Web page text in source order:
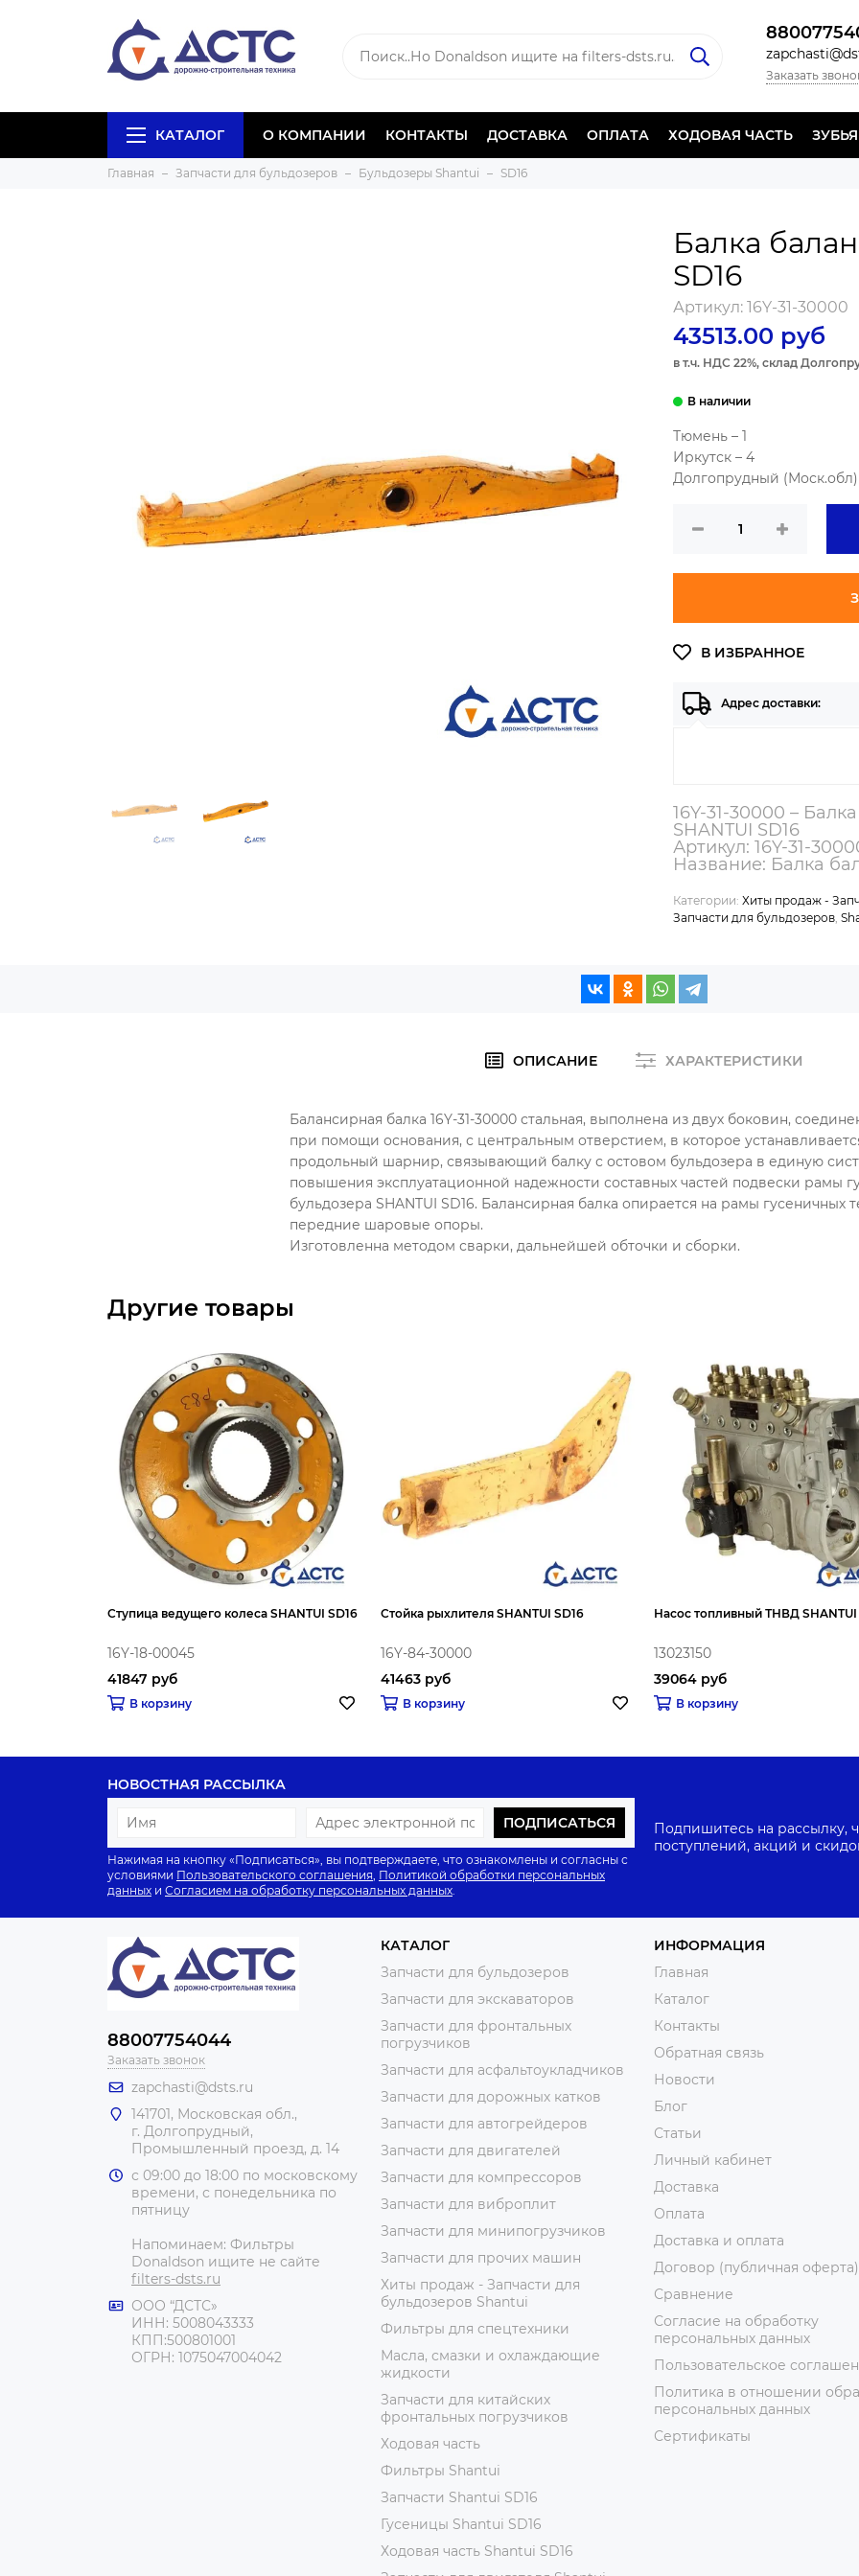
Заказать
КАТАЛОГ О КОМПАНИИ КОНТАКТЫ ДОСТАВКА ОПЛАТА ХОДОВАЯ ЧАСТЬ
Главная Запчасти для бульдозеров Бульдозеры Shantui SD16
Балка
SD16
Артикул: 16Y-31-30000
43513.00 руб
в т.ч. НДС 22%, склад
Тюмень – 1
Иркутск – 4
Долгопрудный (Моск.обл)
Адрес доставки:
16Y-31-30000 –
SHANTUI SD16
Артикул: 16Y-31-
Название: Балка
Категории: Хиты продаж -
Запчасти для бульдозеров
ОПИСАНИЕ ХАРАКТЕРИСТИКИ
Балансирная балка 16Y-31-30000 стальная, выполнена из двух боковин,
при помощи основания, с центральным отверстием, в которое
продольный шарнир, связывающий балку с остовом бульдозера в единую
повышения эксплуатационной надежности составных частей подвески рамы
бульдозера SHANTUI SD16. Балансирная балка опирается на рамы гусеничных
передние шаровые опоры.
Изготовленна методом сварки, дальнейшей обточки и сборки.
Другие товары
Ступица ведущего колеса SHANTUI SD16
16Y-18-00045
41847 руб
В корзину
Стойка рыхлителя SHANTUI SD16
16Y-84-30000
41463 руб
В корзину
Насос топливный ТНВД SHANTUI
13023150
39064 руб
В корзину
НОВОСТНАЯ РАССЫЛКА
ПОДПИСАТЬСЯ
Нажимая на кнопку «Подписаться», вы подтверждаете, что ознакомлены и согласны с
условиями Пользовательского соглашения Политикой обработки персональных
данных и Согласием на обработку персональных данных
Подпишитесь на рассылку,
поступлений, акций и
88007754044
Заказать звонок
zapchasti@dsts.ru
141701, Московская обл.,
г. Долгопрудный,
Промышленный проезд, д. 14
с 09:00 до 18:00 по московскому
времени, с понедельника по
пятницу
Напоминаем: Фильтры
Donaldson ищите не сайте
filters-dsts.ru
ООО “ДСТС»
ИНН: 5008043333
КПП:500801001
ОГРН: 1075047004042
КАТАЛОГ
Запчасти для бульдозеров
Запчасти для экскаваторов
Запчасти для фронтальных
погрузчиков
Запчасти для асфальтоукладчиков
Запчасти для дорожных катков
Запчасти для автогрейдеров
Запчасти для двигателей
Запчасти для компрессоров
Запчасти для виброплит
Запчасти для минипогрузчиков
Запчасти для прочих машин
Хиты продаж - Запчасти для
бульдозеров Shantui
Фильтры для спецтехники
Масла, смазки и охлаждающие
жидкости
Запчасти для китайских
фронтальных погрузчиков
Ходовая часть
Фильтры Shantui
Запчасти Shantui SD16
Гусеницы Shantui SD16
Ходовая часть Shantui SD16
ИНФОРМАЦИЯ
Главная
Каталог
Контакты
Обратная связь
Новости
Блог
Статьи
Личный кабинет
Доставка
Оплата
Доставка и оплата
Договор (публичная оферта)
Сравнение
Согласие на обработку
персональных данных
Пользовательское
Политика в отношении
персональных данных
Сертификаты